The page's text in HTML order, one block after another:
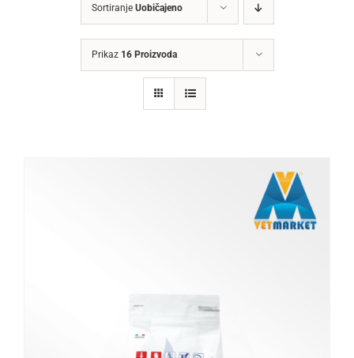
Sortiranje Uobičajeno
Prikaz 16 Proizvoda